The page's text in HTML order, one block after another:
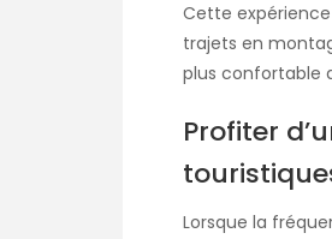
Cette
trajets en
plus confortable
Profiter
Lorsque la